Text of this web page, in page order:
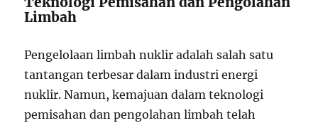
Limbah
Pengelolaan limbah nuklir adalah salah satu
tantangan terbesar dalam industri energi
nuklir. Namun, kemajuan dalam teknologi
pemisahan dan pengolahan limbah telah